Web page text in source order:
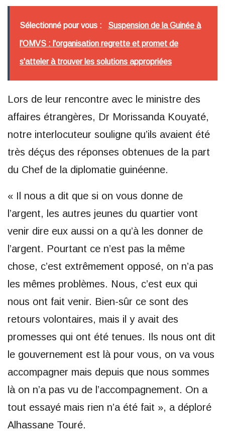
Sélectionné pour vous : Suspension de la Guinée à
l'OMVS : l'organisation regrette et promet de
s'atteler à trouver les solutions appropriées
Lors de leur rencontre avec le ministre des
affaires étrangères, Dr Morissanda Kouyaté,
notre interlocuteur souligne qu’ils avaient été
très déçus des réponses obtenues de la part
du Chef de la diplomatie guinéenne.
« Il nous a dit que si on vous donne de
l’argent, les autres jeunes du quartier vont
venir dire eux aussi on a qu’à les donner de
l’argent. Pourtant ce n’est pas la même
chose, c’est extrêmement opposé, on n’a pas
les mêmes problèmes. Nous, c’est eux qui
nous ont fait venir. Bien-sûr ce sont des
retours volontaires, mais il y avait des
promesses qui ont été tenues. Ils nous ont dit
le gouvernement est là pour vous, on va vous
accompagner mais depuis que nous sommes
là on n’a pas vu de l’accompagnement. On a
tout essayé mais rien n’a été fait », a déploré
Alhassane Touré.